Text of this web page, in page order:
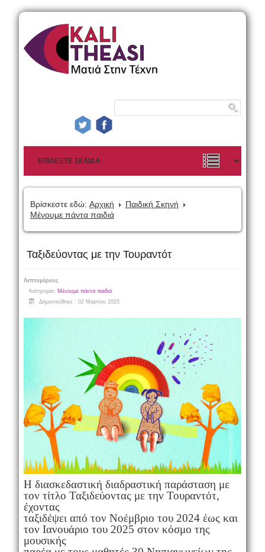
Βρίσκεστε εδώ: Αρχική
Παιδική Σκηνή
Μένουμε πάντα παιδιά
Ταξιδεύοντας με την Τουραντότ
Λεπτομέρειες
Κατηγορία: Μένουμε πάντα παιδιά
Δημοσιεύθηκε : 02 Μαρτίου 2025
Η διασκεδαστική διαδραστική παράσταση με
τον τίτλο Ταξιδεύοντας με την Τουραντότ,
έχοντας
ταξιδέψει από τον Νοέμβριο του 2024 έως και
τον Ιανουάριο του 2025 στον κόσμο της
μουσικής